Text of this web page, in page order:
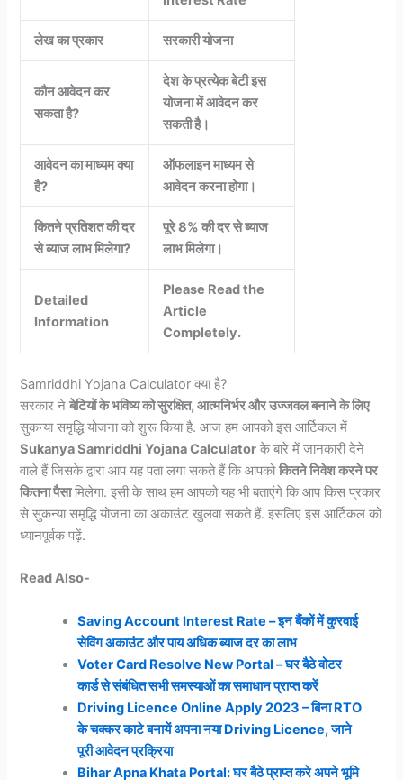
लेख का प्रकार सरकारी योजना
कौन आवेदन कर
सकता है?
देश के प्रत्येक बेटी इस
योजना में आवेदन कर
सकती है।
आवेदन का माध्यम क्या
है?
ऑफलाइन माध्यम से
आवेदन करना होगा।
कितने प्रतिशत की दर
से ब्याज लाभ मिलेगा?
पूरे 8% की दर से ब्याज
लाभ मिलेगा।
Detailed
Information
Please Read the
Article
Completely.
Samriddhi Yojana Calculator क्या है?
सरकार नेबेटियों के भविष्य को सुरक्षित, आत्मनिर्भर और उज्जवल बनाने के लिए
सुकन्या समृद्धि योजना को शुरू किया है. आज हम आपको इस आर्टिकल में
Sukanya Samriddhi Yojana Calculator के बारे में जानकारी देने
वाले हैं जिसके द्वारा आप यह पता लगा सकते हैं कि आपकोकितने निवेश करने पर
कितना पैसामिलेगा. इसी के साथ हम आपको यह भी बताएंगे कि आप किस प्रकार
से सुकन्या समृद्धि योजना का अकाउंट खुलवा सकते हैं. इसलिए इस आर्टिकल को
ध्यानपूर्वक पढ़ें.
Read Also-
Saving Account Interest Rate – इन बैंकों में कुरवाई
सेविंग अकाउंट और पाय अधिक ब्याज दर का लाभ
Voter Card Resolve New Portal – घर बैठे वोटर
कार्ड से संबंधित सभी समस्याओं का समाधान प्राप्त करें
Driving Licence Online Apply 2023 – बिना RTO
के चक्कर काटे बनायें अपना नया Driving Licence, जाने
पूरी आवेदन प्रक्रिया
Bihar Apna Khata Portal: घर बैठे प्राप्त करे अपने भूमि